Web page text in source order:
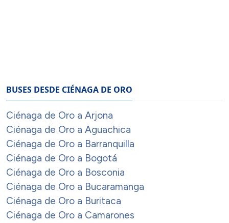
BUSES DESDE CIÉNAGA DE ORO
Ciénaga de Oro a Arjona
Ciénaga de Oro a Aguachica
Ciénaga de Oro a Barranquilla
Ciénaga de Oro a Bogotá
Ciénaga de Oro a Bosconia
Ciénaga de Oro a Bucaramanga
Ciénaga de Oro a Buritaca
Ciénaga de Oro a Camarones